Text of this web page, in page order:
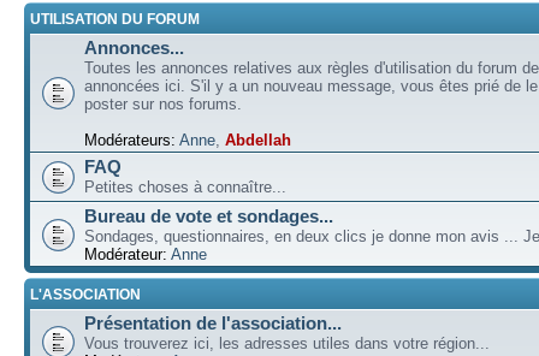
UTILISATION DU FORUM
Annonces...
Toutes les annonces relatives aux règles d'utilisation du forum
annoncées ici. S'il y a un nouveau message, vous êtes prié de
poster sur nos forums.
Modérateurs: Anne, Abdellah
FAQ
Petites choses à connaître...
Bureau de vote et sondages...
Sondages, questionnaires, en deux clics je donne mon avis ...
Modérateur: Anne
L'ASSOCIATION
Présentation de l'association...
Vous trouverez ici, les adresses utiles dans votre région...